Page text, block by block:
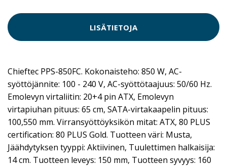
LISÄTIETOJA
Chieftec PPS-850FC. Kokonaisteho: 850 W, AC-
syöttöjännite: 100 - 240 V, AC-syöttötaajuus: 50/60 Hz.
Emolevyn virtaliitin: 20+4 pin ATX, Emolevyn
virtapiuhan pituus: 65 cm, SATA-virtakaapelin pituus:
100,550 mm. Virransyöttöyksikön mitat: ATX, 80 PLUS
certification: 80 PLUS Gold. Tuotteen väri: Musta,
Jäähdytyksen tyyppi: Aktiivinen, Tuulettimen halkaisija:
14 cm. Tuotteen leveys: 150 mm, Tuotteen syvyys: 160